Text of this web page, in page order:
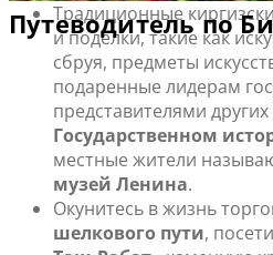
Традиционные
и поделки, такие как
сбруя, предметы
подаренные лидерам
представителями
Государственном
местные жители
музей Ленина.
Окунитесь в жизнь
шелкового пути,